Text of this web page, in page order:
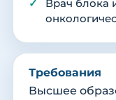
Врач блока
Требования
Высшее